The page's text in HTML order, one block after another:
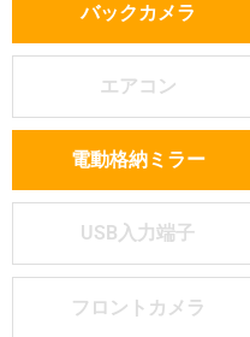
バックカメラ
エアコン
電動格納ミラー
USB入力端子
フロントカメラ